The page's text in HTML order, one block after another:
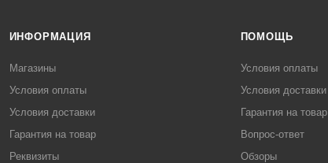
ИНФОРМАЦИЯ
Магазины
Условия оплаты
Условия доставки
Гарантия на товар
Реквизиты
ПОМОЩЬ
Условия оплаты
Условия доставки
Гарантия на товар
Вопрос-ответ
Обзоры